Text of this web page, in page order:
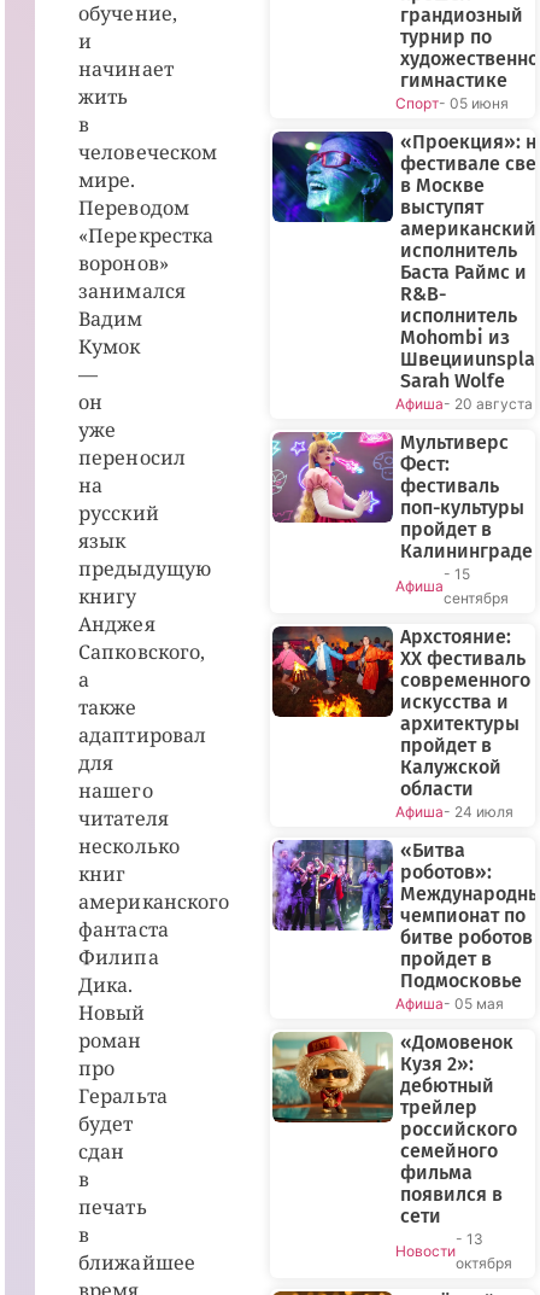
обучение,
и
начинает
жить
в
человеческом
мире.
Переводом
«Перекрестка
воронов»
занимался
Вадим
Кумок
—
он
уже
переносил
на
русский
язык
предыдущую
книгу
Анджея
Сапковского,
а
также
адаптировал
для
нашего
читателя
несколько
книг
американского
фантаста
Филипа
Дика.
Новый
роман
про
Геральта
будет
сдан
в
печать
в
ближайшее
грандиозный
турнир по
гимнастике
Спорт- 05 июня
«Проекция»:
фестивале
в Москве
выступят
американский
исполнитель
Баста Раймс и
R&B-
исполнитель
Mohombi из
Sarah Wolfe
Афиша- 20 августа
Мультиверс
Фест:
фестиваль
поп-культуры
пройдет в
Калининграде
Афиша
- 15
сентября
Архстояние:
XX фестиваль
современного
искусства и
архитектуры
пройдет в
Калужской
области
Афиша- 24 июля
«Битва
роботов»:
чемпионат по
битве роботов
пройдет в
Подмосковье
Афиша- 05 мая
«Домовенок
Кузя 2»:
дебютный
трейлер
российского
семейного
фильма
появился в
сети
Новости
- 13
октября